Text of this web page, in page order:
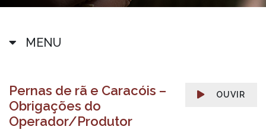
MENU
OUVIR
Pernas de rã e Caracóis –
Obrigações do
Operador/Produtor